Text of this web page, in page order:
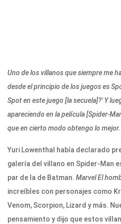
Uno de los villanos que siempre me
desde el principio de los juegos es
Spot en este juego [la secuela]?' Y
apareciendo en la película [Spider-
que en cierto modo obtengo lo
Yuri Lowenthal había declarado
galería del villano en Spider-Man
par de la de Batman. MarvelEl
increíbles con personajes como
Venom, Scorpion, Lizard y más.
pensamiento y dijo que estos